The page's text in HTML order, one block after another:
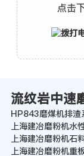
点击
流纹岩中速
HP843磨煤机排渣
上海建冶磨粉机水
上海建冶磨粉机石
上海建冶磨粉机重